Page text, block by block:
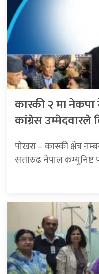
कास्की २ मा नेकपा
कांग्रेस उम्मेदवारले
पोखरा – कास्की क्षेत्र
सत्तारुढ नेपाल कम्युनिष्ट